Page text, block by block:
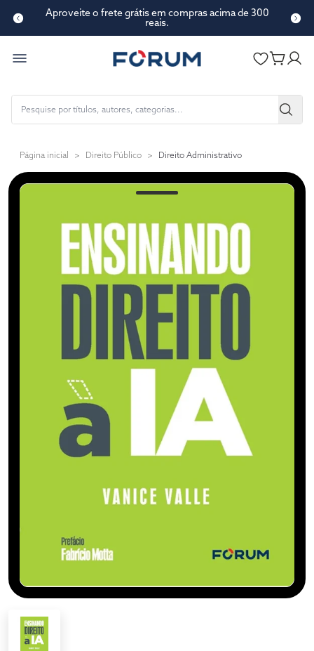
Aproveite o frete grátis em compras acima de 300
reais.
Página inicial > Direito Público > Direito Administrativo